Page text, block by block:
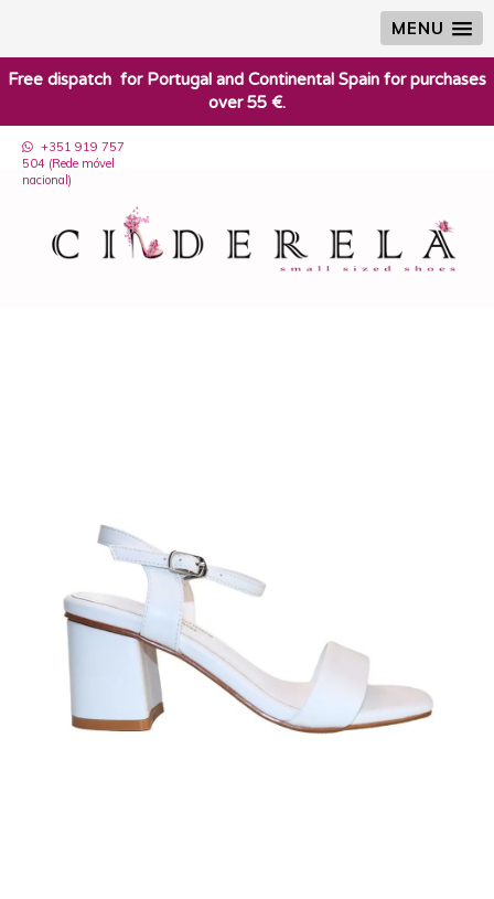
MENU
​Free dispatch for Portugal and Continental Spain for purchases
over 55 €.
+351 919 757
504 (Rede móvel
nacional)